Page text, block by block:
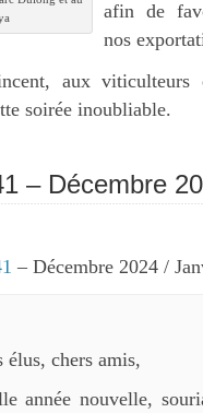
afin de
nos
aux viticulteurs
soirée inoubliable.
– Décembre
– Décembre 2024 /
élus, chers amis,
année nouvelle,